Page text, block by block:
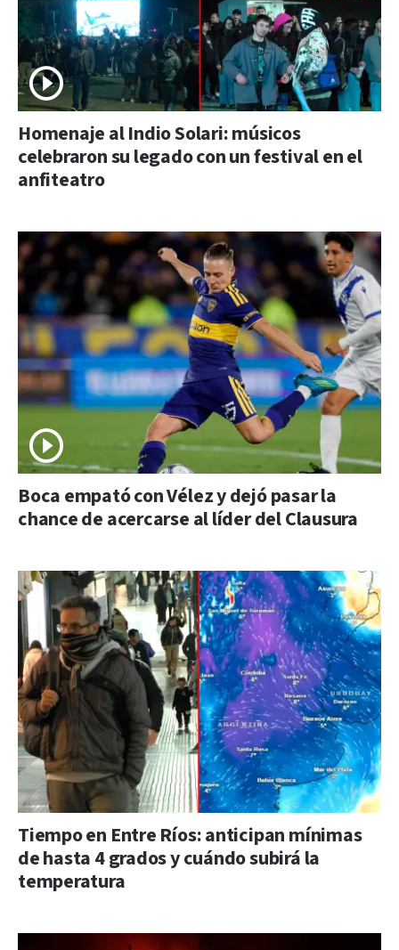
Homenaje al Indio Solari: músicos
celebraron su legado con un festival en el
anfiteatro
Boca empató con Vélez y dejó pasar la
chance de acercarse al líder del Clausura
Tiempo en Entre Ríos: anticipan mínimas
de hasta 4 grados y cuándo subirá la
temperatura